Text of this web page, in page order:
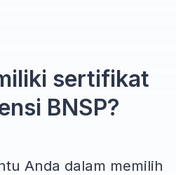
sertifikat
BNSP?
Anda dalam memilih